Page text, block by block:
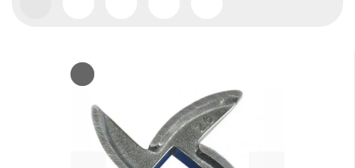
Previous